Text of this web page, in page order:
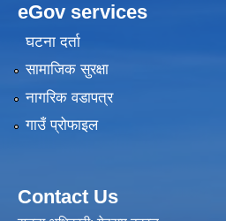
eGov services
घटना दर्ता
सामाजिक सुरक्षा
नागरिक वडापत्र
गाउँ प्रोफाइल
Contact Us